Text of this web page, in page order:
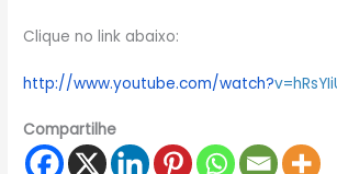
Clique no link abaixo:
http://www.youtube.com/watch?
Compartilhe